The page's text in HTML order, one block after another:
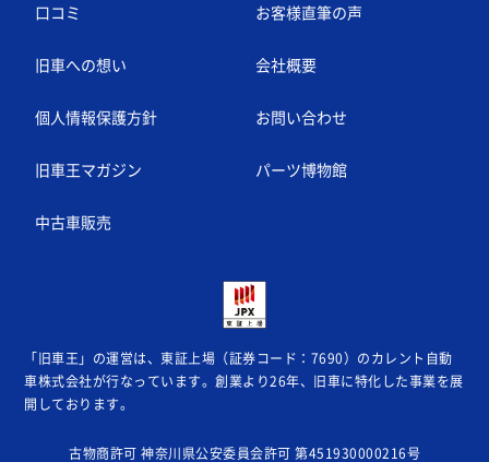
口コミ お客様直筆の声
旧車への想い 会社概要
個人情報保護方針 お問い合わせ
旧車王マガジン パーツ博物館
中古車販売
「旧車王」の運営は、東証上場（証券コード：7690）のカレント自動
車株式会社が行なっています。創業より26年、旧車に特化した事業を展
開しております。
古物商許可 神奈川県公安委員会許可 第451930000216号